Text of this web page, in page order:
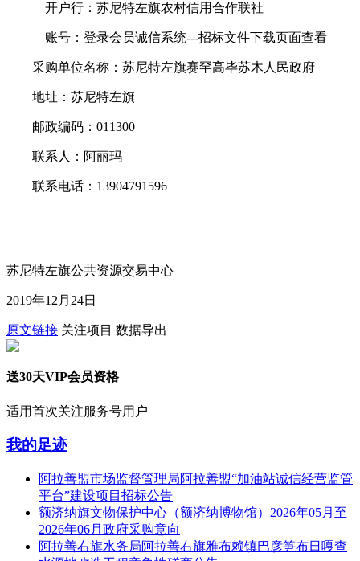
开户行：苏尼特左旗农村信用合作联社
账号：登录会员诚信系统---招标文件下载页面查看
采购单位名称：苏尼特左旗赛罕高毕苏木人民政府
地址：苏尼特左旗
邮政编码：011300
联系人：阿丽玛
联系电话：13904791596
苏尼特左旗公共资源交易中心
2019年12月24日
原文链接 关注项目 数据导出
送30天VIP会员资格
适用首次关注服务号用户
我的足迹
阿拉善盟市场监督管理局阿拉善盟“加油站诚信经营监管
平台”建设项目招标公告
额济纳旗文物保护中心（额济纳博物馆）2026年05月至
2026年06月政府采购意向
阿拉善右旗水务局阿拉善右旗雅布赖镇巴彦笋布日嘎查